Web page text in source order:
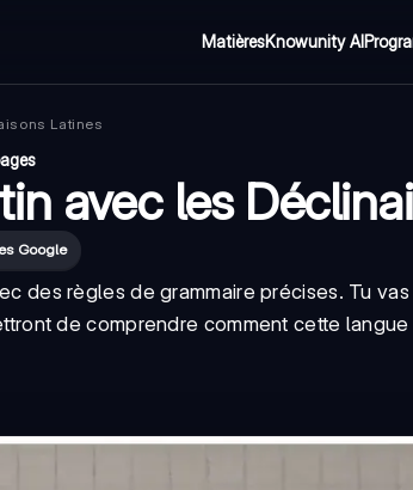
MatièresKnowunity AI
Latines
avec les
Google
des règles de grammaire précises. Tu
de comprendre comment cette